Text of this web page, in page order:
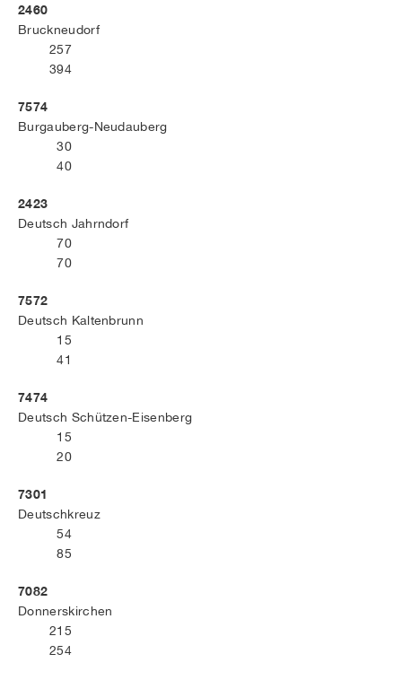
2460
Bruckneudorf
257
394
7574
Burgauberg-Neudauberg
30
40
2423
Deutsch Jahrndorf
70
70
7572
Deutsch Kaltenbrunn
15
41
7474
Deutsch Schützen-Eisenberg
15
20
7301
Deutschkreuz
54
85
7082
Donnerskirchen
215
254